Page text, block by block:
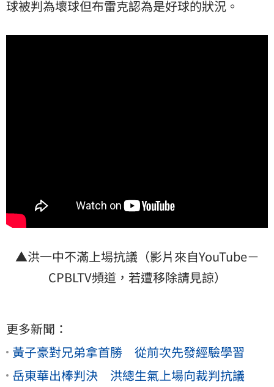
球被判為壞球但布雷克認為是好球的狀況。
▲洪一中不滿上場抗議（影片來自YouTube－
CPBLTV頻道，若遭移除請見諒）
更多新聞：
黃子豪對兄弟拿首勝 從前次先發經驗學習
岳東華出棒判決 洪總生氣上場向裁判抗議